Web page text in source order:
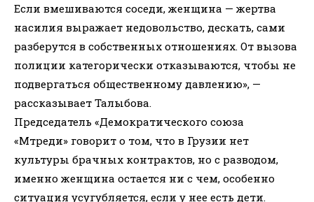
Если вмешиваются соседи, женщина — жертва
насилия выражает недовольство, дескать, сами
разберутся в собственных отношениях. От вызова
полиции категорически отказываются, чтобы не
подвергаться общественному давлению», —
рассказывает Талыбова.
Председатель «Демократического союза
«Мтреди» говорит о том, что в Грузии нет
культуры брачных контрактов, но с разводом,
именно женщина остается ни с чем, особенно
ситуация усугубляется, если у нее есть дети.